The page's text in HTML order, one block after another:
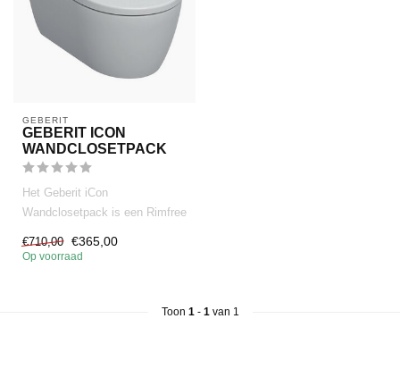
GEBERIT
GEBERIT ICON
WANDCLOSETPACK
Het Geberit iCon
Wandclosetpack is een Rimfree
softclo...
€710,00 €365,00
Op voorraad
Toon 1- 1van 1